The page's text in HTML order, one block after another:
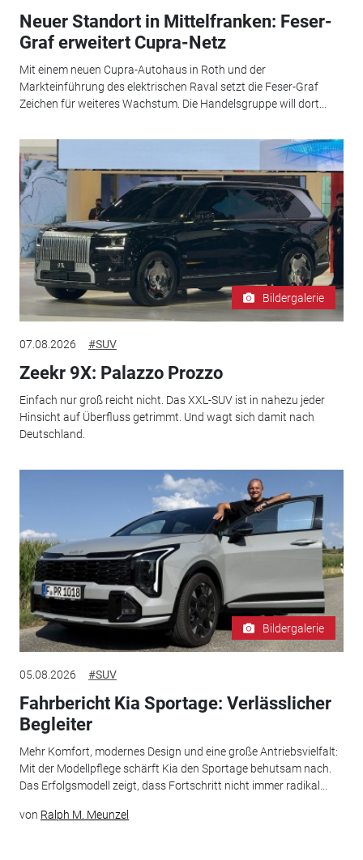
Neuer Standort in Mittelfranken: Feser-
Graf erweitert Cupra-Netz
Mit einem neuen Cupra-Autohaus in Roth und der
Markteinführung des elektrischen Raval setzt die Feser-Graf
Zeichen für weiteres Wachstum. Die Handelsgruppe will dort...
Bildergalerie
07.08.2026 #SUV
Zeekr 9X: Palazzo Prozzo
Einfach nur groß reicht nicht. Das XXL-SUV ist in nahezu jeder
Hinsicht auf Überfluss getrimmt. Und wagt sich damit nach
Deutschland.
Bildergalerie
05.08.2026 #SUV
Fahrbericht Kia Sportage: Verlässlicher
Begleiter
Mehr Komfort, modernes Design und eine große Antriebsvielfalt:
Mit der Modellpflege schärft Kia den Sportage behutsam nach.
Das Erfolgsmodell zeigt, dass Fortschritt nicht immer radikal...
von Ralph M. Meunzel